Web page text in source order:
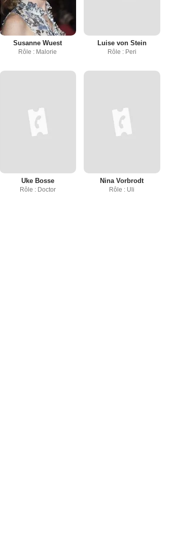
Susanne Wuest
Rôle : Malorie
Luise von Stein
Rôle : Peri
Uke Bosse
Rôle : Doctor
Nina Vorbrodt
Rôle : Uli